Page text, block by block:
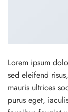
Lorem ipsum
sed eleifend
mauris ultrices
purus eget,